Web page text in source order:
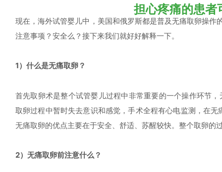
担心疼痛的患者
现在，海外试管婴儿中，美国和俄罗斯都是普及无痛取卵操作
注意事项？ 安全么？接下来我们就好好解释一下。
1）什么是无痛取卵？
首先取卵术是整个试管婴儿过程中非常重要的一个操作环节
取卵过程中暂时失去意识和感觉，手术全程有心电监测，在
无痛取卵的优点主要在于安全、舒适、苏醒较快。整个取卵的
2）无痛取卵前注意什么？